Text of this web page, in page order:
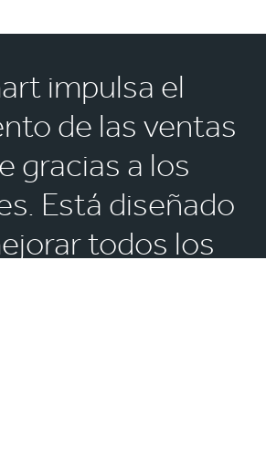
impulsa el
de las ventas
gracias a los
Está diseñado
todos los